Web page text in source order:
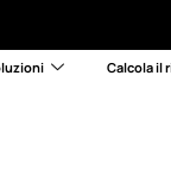
Calcola il